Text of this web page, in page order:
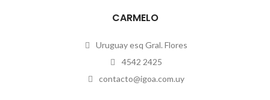
CARMELO
Uruguay esq Gral. Flores
4542 2425
contacto@igoa.com.uy